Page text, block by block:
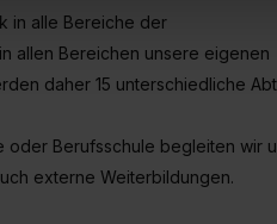
triff deine Auswahl über die
Cookies der Kategorien
zur Übermittlung deiner
widerrufen. Weitere
in alle Bereiche der
allen Bereichen unsere eigenen
daher 15 unterschiedliche
oder Berufsschule begleiten wir
externe Weiterbildungen.